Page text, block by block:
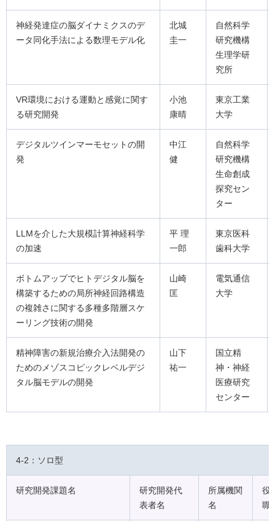
神経発達症の脳ダイナミクスのデ
ータ同化手法による数理モデル化
北城
圭一
自然科学
研究機構
生理学研
究所
VR環境における運動と感覚に関す
る研究開発
小池
康晴
東京工業
大学
デジタルツインマーモセットの開
発
中江
健
自然科学
研究機構
生命創成
探究セン
ター
LLMを介した大規模計算神経科学
の加速
平 理
一郎
東京医科
歯科大学
ボトムアップでヒトデジタル脳を
構築するための局所神経回路構造
の複雑さに関する多種多階層スケ
ーリング技術の開発
山崎
匡
電気通信
大学
精神障害の新規治療介入法開発の
ためのメゾスコピックレベルデジ
タル脳モデルの開発
山下
祐一
国立精
神・神経
医療研究
センター
4-2：ソロ型
研究開発課題名
研究開発代
表者名
所属機関
名
役
職